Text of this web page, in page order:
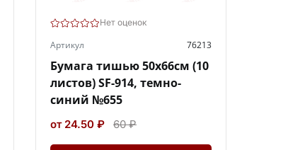
Нет оценок
Артикул 76213
Бумага тишью 50х66см (10
листов) SF-914, темно-
синий №655
от 24.50 ₽ 60 ₽